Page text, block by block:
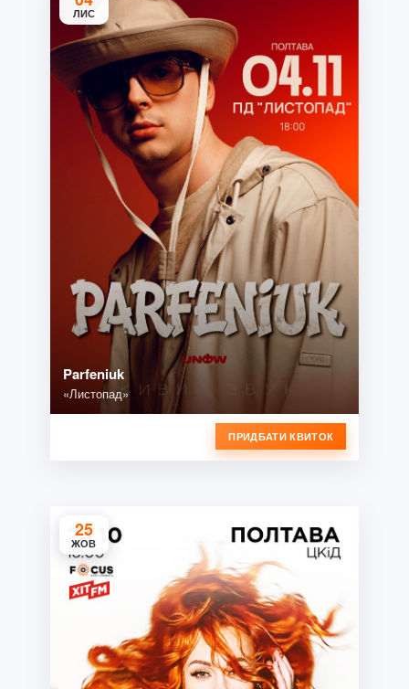
ЛИС
Parfeniuk
«Листопад»
ПРИДБАТИ КВИТОК
25
ЖОВ